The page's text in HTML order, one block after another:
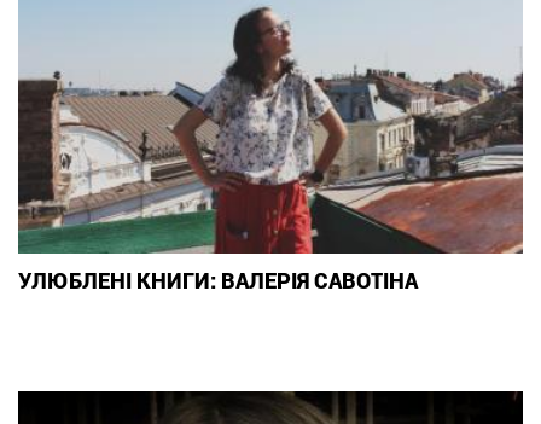
УЛЮБЛЕНІ КНИГИ: ВАЛЕРІЯ САВОТІНА